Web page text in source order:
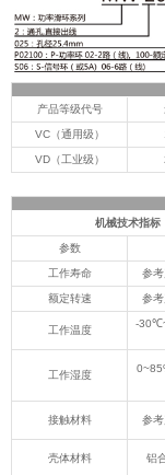
产品等级代号
VC（通用级）
VD（工业级）
机械技术指标
参数
工作寿命 参
额定转速 参
工作温度
-
工作湿度
接触材料 参
壳体材料 铝